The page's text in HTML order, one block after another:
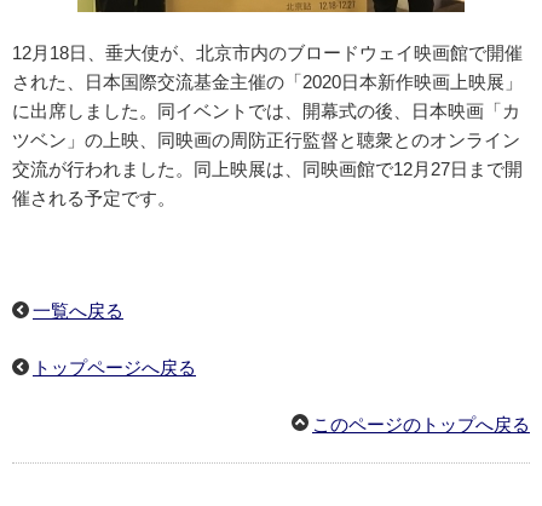
12月18日、垂大使が、北京市内のブロードウェイ映画館で開催
された、日本国際交流基金主催の「2020日本新作映画上映展」
に出席しました。同イベントでは、開幕式の後、日本映画「カ
ツベン」の上映、同映画の周防正行監督と聴衆とのオンライン
交流が行われました。同上映展は、同映画館で12月27日まで開
催される予定です。
一覧へ戻る
トップページへ戻る
このページのトップへ戻る